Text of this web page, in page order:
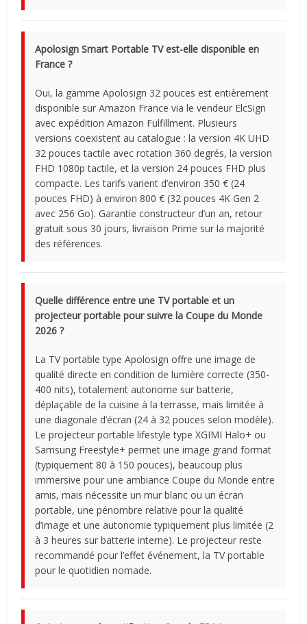
Apolosign Smart Portable TV est-elle disponible en
France ?
Oui, la gamme Apolosign 32 pouces est entièrement
disponible sur Amazon France via le vendeur ElcSign
avec expédition Amazon Fulfillment. Plusieurs
versions coexistent au catalogue : la version 4K UHD
32 pouces tactile avec rotation 360 degrés, la version
FHD 1080p tactile, et la version 24 pouces FHD plus
compacte. Les tarifs varient d’environ 350 € (24
pouces FHD) à environ 800 € (32 pouces 4K Gen 2
avec 256 Go). Garantie constructeur d’un an, retour
gratuit sous 30 jours, livraison Prime sur la majorité
des références.
Quelle différence entre une TV portable et un
projecteur portable pour suivre la Coupe du Monde
2026 ?
La TV portable type Apolosign offre une image de
qualité directe en condition de lumière correcte (350-
400 nits), totalement autonome sur batterie,
déplaçable de la cuisine à la terrasse, mais limitée à
une diagonale d’écran (24 à 32 pouces selon modèle).
Le projecteur portable lifestyle type XGIMI Halo+ ou
Samsung Freestyle+ permet une image grand format
(typiquement 80 à 150 pouces), beaucoup plus
immersive pour une ambiance Coupe du Monde entre
amis, mais nécessite un mur blanc ou un écran
portable, une pénombre relative pour la qualité
d’image et une autonomie typiquement plus limitée (2
à 3 heures sur batterie interne). Le projecteur reste
recommandé pour l’effet événement, la TV portable
pour le quotidien nomade.